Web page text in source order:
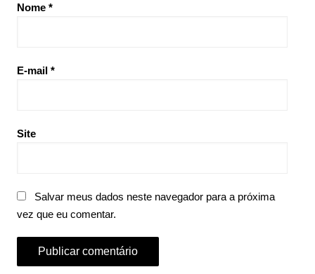
Nome *
E-mail *
Site
Salvar meus dados neste navegador para a próxima
vez que eu comentar.